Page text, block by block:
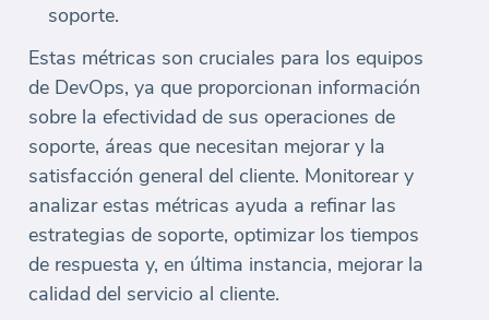
soporte.
Estas métricas son cruciales para los equipos
de DevOps, ya que proporcionan información
sobre la efectividad de sus operaciones de
soporte, áreas que necesitan mejorar y la
satisfacción general del cliente. Monitorear y
analizar estas métricas ayuda a refinar las
estrategias de soporte, optimizar los tiempos
de respuesta y, en última instancia, mejorar la
calidad del servicio al cliente.